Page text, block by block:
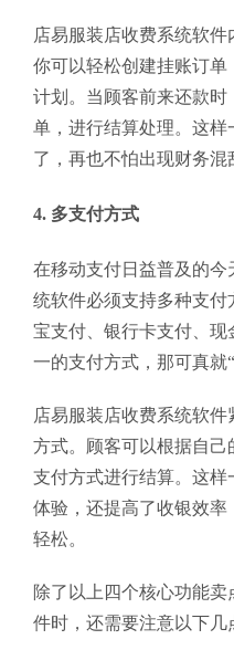
店易服装店收费系统软件
你可以轻松创建挂账订
计划。当顾客前来还款
单，进行结算处理。这样
了，再也不怕出现财务混
4. 多支付方式
在移动支付日益普及的
统软件必须支持多种支
宝支付、银行卡支付、
一的支付方式，那可真就
店易服装店收费系统软
方式。顾客可以根据自
支付方式进行结算。这
体验，还提高了收银效
轻松。
除了以上四个核心功能
件时，还需要注意以下几